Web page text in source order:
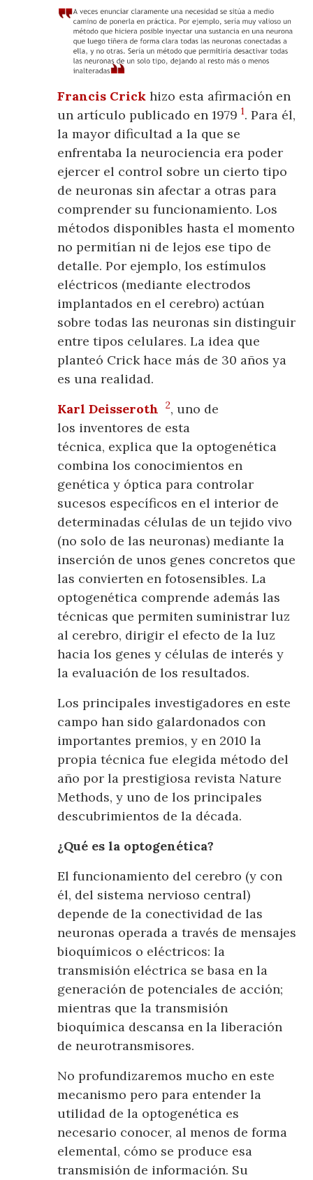
Francis Crick hizo esta afirmación en
un artículo publicado en 19791. Para él,
la mayor dificultad a la que se
enfrentaba la neurociencia era poder
ejercer el control sobre un cierto tipo
de neuronas sin afectar a otras para
comprender su funcionamiento. Los
métodos disponibles hasta el momento
no permitían ni de lejos ese tipo de
detalle. Por ejemplo, los estímulos
eléctricos (mediante electrodos
implantados en el cerebro) actúan
sobre todas las neuronas sin distinguir
entre tipos celulares. La idea que
planteó Crick hace más de 30 años ya
es una realidad.
Karl Deisseroth
2, uno de
los inventores de esta
técnica, explica que la optogenética
combina los conocimientos en
genética y óptica para controlar
sucesos específicos en el interior de
determinadas células de un tejido vivo
(no solo de las neuronas) mediante la
inserción de unos genes concretos que
las convierten en fotosensibles. La
optogenética comprende además las
técnicas que permiten suministrar luz
al cerebro, dirigir el efecto de la luz
hacia los genes y células de interés y
la evaluación de los resultados.
Los principales investigadores en este
campo han sido galardonados con
importantes premios, y en 2010 la
propia técnica fue elegida método del
año por la prestigiosa revista Nature
Methods, y uno de los principales
descubrimientos de la década.
¿Qué es la optogenética?
El funcionamiento del cerebro (y con
él, del sistema nervioso central)
depende de la conectividad de las
neuronas operada a través de mensajes
bioquímicos o eléctricos: la
transmisión eléctrica se basa en la
generación de potenciales de acción;
mientras que la transmisión
bioquímica descansa en la liberación
de neurotransmisores.
No profundizaremos mucho en este
mecanismo pero para entender la
utilidad de la optogenética es
necesario conocer, al menos de forma
elemental, cómo se produce esa
transmisión de información. Su